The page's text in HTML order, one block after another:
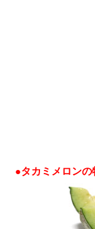
●タカミメロンの